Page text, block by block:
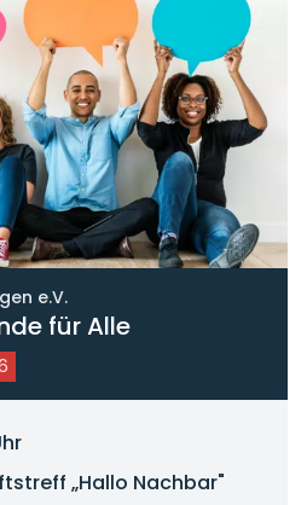
e.V.
für Alle
„Hallo Nachbar"